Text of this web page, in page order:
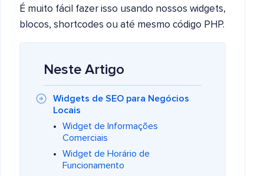
É muito fácil fazer isso usando nossos widgets,
blocos, shortcodes ou até mesmo código PHP.
Neste Artigo
Widgets de SEO para Negócios
Locais
Widget de Informações
Comerciais
Widget de Horário de
Funcionamento